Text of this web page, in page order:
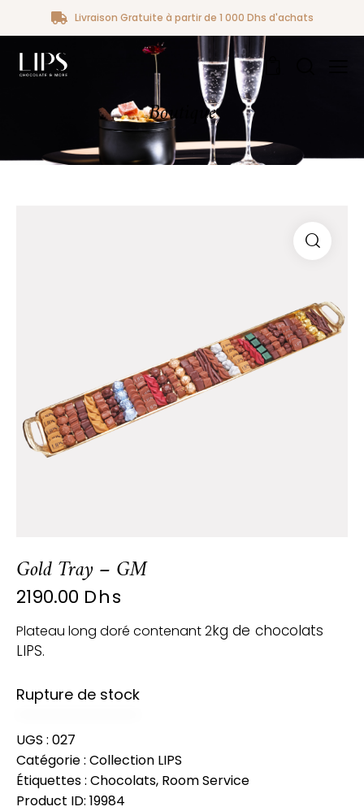
Livraison Gratuite à partir de 1 000 Dhs d'achats
Boutique
Gold Tray – GM
2190.00 Dhs
Plateau long doré contenant 2kgde chocolats
LIPS.
Rupture de stock
UGS : 027
Catégorie : Collection LIPS
Étiquettes : Chocolats, Room Service
Product ID: 19984